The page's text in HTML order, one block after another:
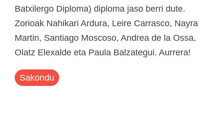
Batxilergo Diploma) diploma jaso berri dute.
Zorioak Nahikari Ardura, Leire Carrasco, Nayra
Martin, Santiago Moscoso, Andrea de la Ossa,
Olatz Elexalde eta Paula Balzategui. Aurrera!
Sakondu